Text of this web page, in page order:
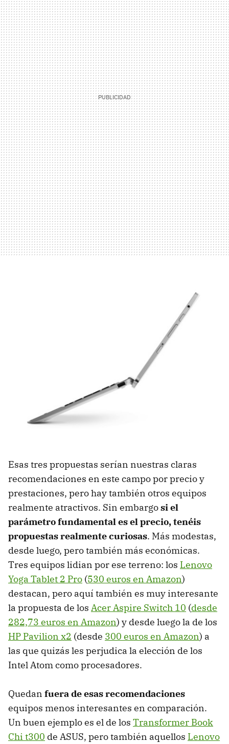
Esas tres propuestas serían nuestras claras
recomendaciones en este campo por precio y
prestaciones, pero hay también otros equipos
realmente atractivos. Sin embargosi el
parámetro fundamental es el precio, tenéis
propuestas realmente curiosas. Más modestas,
desde luego, pero también más económicas.
Tres equipos lidian por ese terreno: los Lenovo
Yoga Tablet 2 Pro (530 euros en Amazon)
destacan, pero aquí también es muy interesante
la propuesta de los Acer Aspire Switch 10 (desde
282,73 euros en Amazon) y desde luego la de los
HP Pavilion x2 (desde 300 euros en Amazon) a
las que quizás les perjudica la elección de los
Intel Atom como procesadores.
Quedan fuera de esas recomendaciones
equipos menos interesantes en comparación.
Un buen ejemplo es el de los Transformer Book
Chi t300 de ASUS, pero también aquellos Lenovo